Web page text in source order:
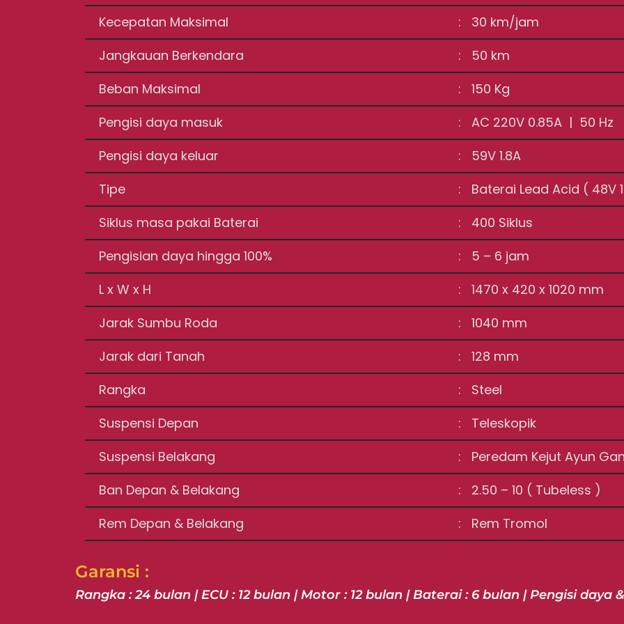
Kecepatan Maksimal
: 30 km/jam
Jangkauan Berkendara
: 50 km
Beban Maksimal
: 150 Kg
Pengisi daya masuk
: AC 220V 0.85A | 50 Hz
Pengisi daya keluar
: 59V 1.8A
Tipe
: Baterai Lead Acid ( 48V
Siklus masa pakai Baterai
: 400 Siklus
Pengisian daya hingga 100%
: 5 – 6 jam
L x W x H
: 1470 x 420 x 1020 mm
Jarak Sumbu Roda
: 1040 mm
Jarak dari Tanah
: 128 mm
Rangka
: Steel
Suspensi Depan
: Teleskopik
Suspensi Belakang
: Peredam Kejut Ayun
Ban Depan & Belakang
: 2.50 – 10 ( Tubeless )
Rem Depan & Belakang
: Rem Tromol
Garansi :
Rangka : 24 bulan | ECU : 12 bulan | Motor : 12 bulan | Baterai : 6 bulan | Pengisi daya